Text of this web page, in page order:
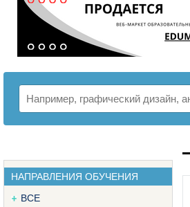
НАПРАВЛЕНИЯ ОБУЧЕНИЯ
ВСЕ